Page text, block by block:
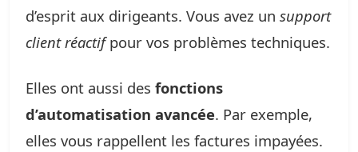
d’esprit aux dirigeants. Vous avez un support
client réactifpour vos problèmes techniques.
Elles ont aussi des fonctions
d’automatisation avancée. Par exemple,
elles vous rappellent les factures impayées.